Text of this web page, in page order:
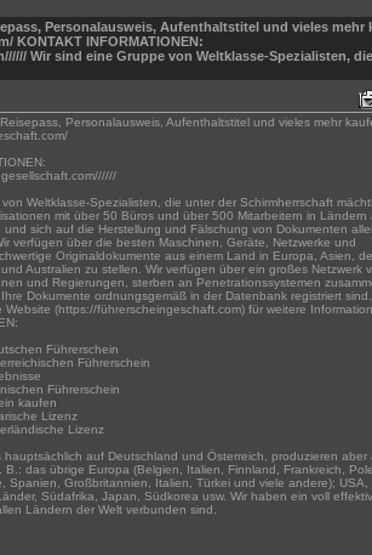
Personalausweis, Aufenthaltstitel und vieles mehr
KONTAKT INFORMATIONEN:
Wir sind eine Gruppe von Weltklasse-Spezialisten,
Personalausweis, Aufenthaltstitel und vieles mehr
Weltklasse-Spezialisten, die unter der Schirmherrschaft
mit über 50 Büros und über 500 Mitarbeitern in Ländern
sich auf die Herstellung und Fälschung von Dokumenten
verfügen über die besten Maschinen, Geräte, Netzwerke und
Originaldokumente aus einem Land in Europa, Asien,
Australien zu stellen. Wir verfügen über ein großes Netzwerk
und Regierungen, sterben an Penetrationssystemen
Dokumente ordnungsgemäß in der Datenbank registriert sind.
Website (https://führerscheingeschaft.com) für weitere
Führerschein
Führerschein
Führerschein
kaufen
Lizenz
Lizenz
hauptsächlich auf Deutschland und Österreich, produzieren aber
B.: das übrige Europa (Belgien, Italien, Finnland, Frankreich,
Spanien, Großbritannien, Italien, Türkei und viele andere); USA,
Südafrika, Japan, Südkorea usw. Wir haben ein voll
Ländern der Welt verbunden sind.